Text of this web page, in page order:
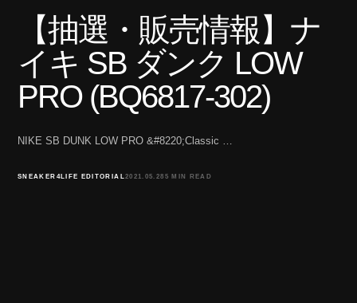
【抽選・販売情報】ナ
イキ SB ダンク LOW
PRO (BQ6817-302)
NIKE SB DUNK LOW PRO &#8220;Classic …
SNEAKER4LIFE EDITORIAL2021.05.28 5 MIN READ